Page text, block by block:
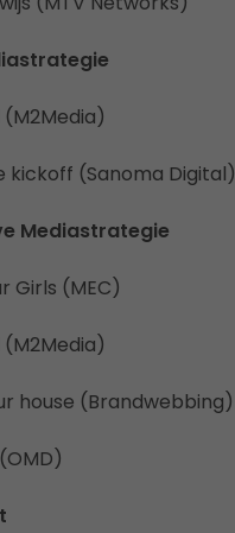
kickoff (Sanoma Digital)
Mediastrategie
Girls (MEC)
house (Brandwebbing)